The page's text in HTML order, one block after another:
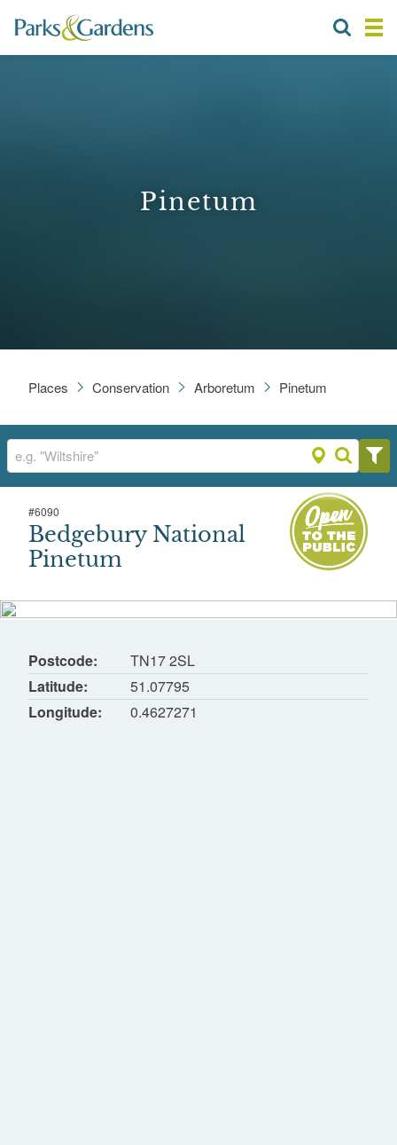
Pinetum
Places Conservation Arboretum Pinetum
Bedgebury National Pinetum
Goudhurst
#6090
Bedgebury National
Pinetum
Postcode
TN17 2SL
Latitude
51.07795
Longitude
0.4627271